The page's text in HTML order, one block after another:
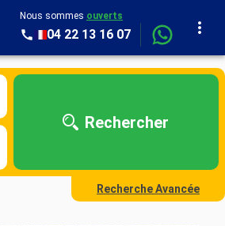
Nous sommes ouverts
04 22 13 16 07
Rechercher
Recherche Avancée